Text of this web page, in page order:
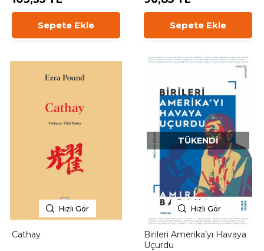
Sepete Ekle Sepete Ekle
Hızlı Gör
Cathay
Hızlı Gör
TÜKENDI
Birileri Amerika’yı Havaya
Uçurdu